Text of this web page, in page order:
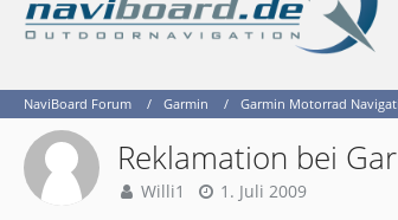
NaviBoard Forum Garmin Garmin Motorrad
Reklamation bei
Willi1 1. Juli 2009